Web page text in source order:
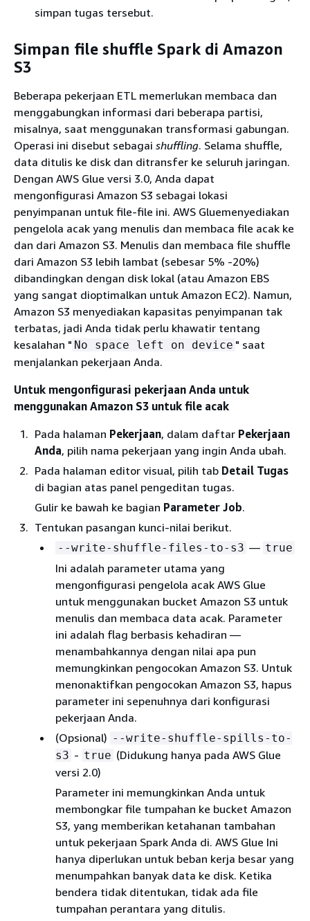
simpan tugas tersebut.
Simpan file shuffle Spark di Amazon
S3
Beberapa pekerjaan ETL memerlukan membaca dan
menggabungkan informasi dari beberapa partisi,
misalnya, saat menggunakan transformasi gabungan.
Operasi ini disebut sebagai shuffling. Selama shuffle,
data ditulis ke disk dan ditransfer ke seluruh jaringan.
Dengan AWS Glue versi 3.0, Anda dapat
mengonfigurasi Amazon S3 sebagai lokasi
penyimpanan untuk file-file ini. AWS Gluemenyediakan
pengelola acak yang menulis dan membaca file acak ke
dan dari Amazon S3. Menulis dan membaca file shuffle
dari Amazon S3 lebih lambat (sebesar 5% -20%)
dibandingkan dengan disk lokal (atau Amazon EBS
yang sangat dioptimalkan untuk Amazon EC2). Namun,
Amazon S3 menyediakan kapasitas penyimpanan tak
terbatas, jadi Anda tidak perlu khawatir tentang
kesalahan " No space left on device " saat
menjalankan pekerjaan Anda.
Untuk mengonfigurasi pekerjaan Anda untuk
menggunakan Amazon S3 untuk file acak
Pada halaman Pekerjaan, dalam daftar Pekerjaan
Anda, pilih nama pekerjaan yang ingin Anda ubah.
Pada halaman editor visual, pilih tab Detail Tugas
di bagian atas panel pengeditan tugas.
Gulir ke bawah ke bagian Parameter Job.
Tentukan pasangan kunci-nilai berikut.
--write-shuffle-files-to-s3 — true
Ini adalah parameter utama yang
mengonfigurasi pengelola acak AWS Glue
untuk menggunakan bucket Amazon S3 untuk
menulis dan membaca data acak. Parameter
ini adalah flag berbasis kehadiran —
menambahkannya dengan nilai apa pun
memungkinkan pengocokan Amazon S3. Untuk
menonaktifkan pengocokan Amazon S3, hapus
parameter ini sepenuhnya dari konfigurasi
pekerjaan Anda.
(Opsional) --write-shuffle-spills-to-
s3 - true (Didukung hanya pada AWS Glue
versi 2.0)
Parameter ini memungkinkan Anda untuk
membongkar file tumpahan ke bucket Amazon
S3, yang memberikan ketahanan tambahan
untuk pekerjaan Spark Anda di. AWS Glue Ini
hanya diperlukan untuk beban kerja besar yang
menumpahkan banyak data ke disk. Ketika
bendera tidak ditentukan, tidak ada file
tumpahan perantara yang ditulis.